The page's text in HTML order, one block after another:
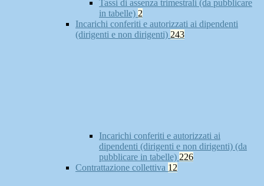
Tassi di assenza trimestrali (da pubblicare
in tabelle) 2
Incarichi conferiti e autorizzati ai dipendenti
(dirigenti e non dirigenti) 243
Incarichi conferiti e autorizzati ai
dipendenti (dirigenti e non dirigenti) (da
pubblicare in tabelle) 226
Contrattazione collettiva 12